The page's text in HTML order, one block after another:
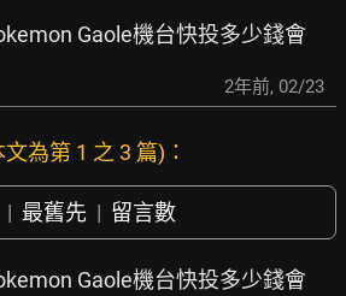
Gaole機台快投多少錢會
2年前, 02/23
文為第 1 之 3 篇)：
| 最舊先 | 留言數
Gaole機台快投多少錢會